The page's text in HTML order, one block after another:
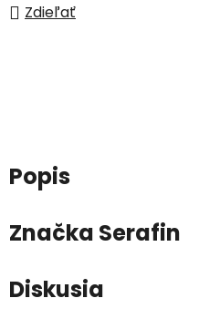
Zdieľať
Popis
Značka Serafin
Diskusia